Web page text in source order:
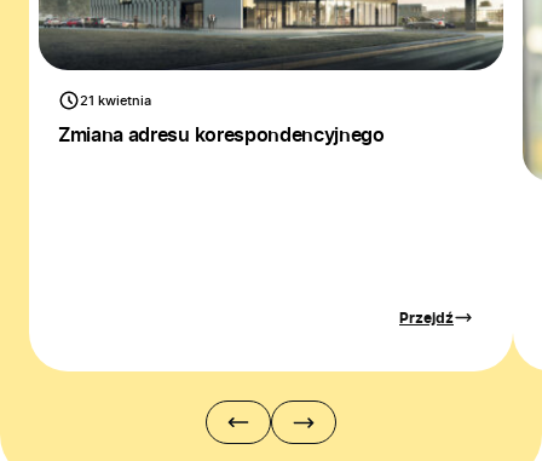
21 kwietnia
Zmiana adresu korespondencyjnego
Przejdź